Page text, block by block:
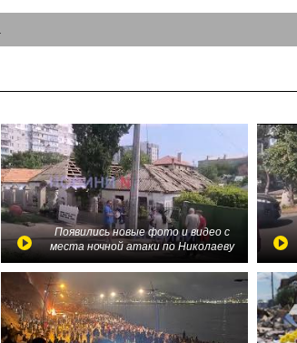
Появились новые фото и видео с
места ночной атаки по Николаеву